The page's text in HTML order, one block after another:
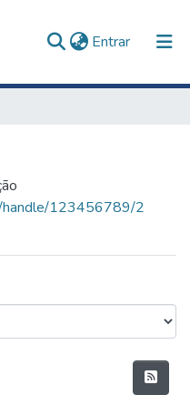
Entrar(current)
handle/123456789/2